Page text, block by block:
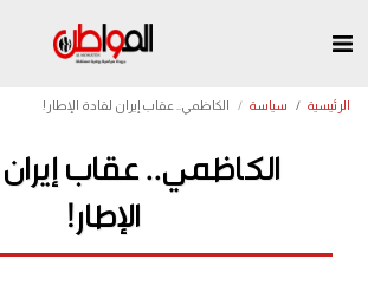
الرئيسية سياسة الكاظمي.. عقاب إيران لقادة الإطار!
الكاظمي.. عقاب إيران
الإطار!